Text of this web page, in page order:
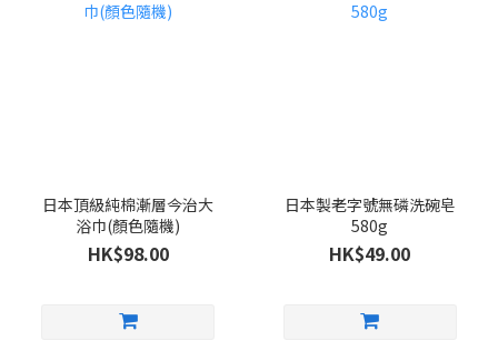
日本頂級純棉漸層今治大
浴巾(顏色隨機)
HK$98.00
日本製老字號無磷洗碗皂
580g
HK$49.00